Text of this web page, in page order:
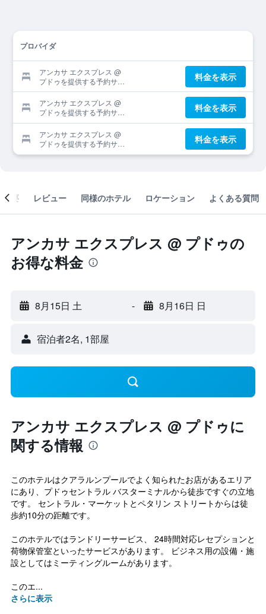
プロバイダ
アンカサ エクスプレス @
プドゥを提供する予約サイ
ト
料金を表示
アンカサ エクスプレス @
プドゥを提供する予約サイ
ト
料金を表示
アンカサ エクスプレス @
プドゥを提供する予約サイ
ト
料金を表示
概要 レビュー 同様のホテル ロケーション よくある質問
アンカサ エクスプレス @ プドゥの
お得な料金
8月15日 土 - 8月16日 日
宿泊者2名, 1​部屋
アンカサ エクスプレス @ プドゥに
関する情報
このホテルはクアラルンプールでよく知られたお店があるエリア
にあり、プドゥセントラル バスターミナルから徒歩ですぐの立地
です。 セントラル・マーケットとペタリン ストリートからは徒
歩約10分の距離です。
このホテルではランドリーサービス、 24時間対応レセプションと
荷物保管室といったサービスがあります。 ビジネス用の設備・施
設としてはミーティングルームがあります。
このエ...
さらに表示